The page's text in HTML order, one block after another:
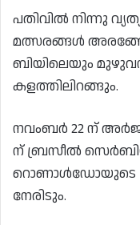
പതിവില്‍ നിന്നു
മത്സരങ്ങള്‍
ബിയിലെയും
കളത്തിലിറങ്ങും.
നവംബർ 22 ന്
ന് ബ്രസീൽ
റൊണാൾഡോയുടെ
നേരിടും.